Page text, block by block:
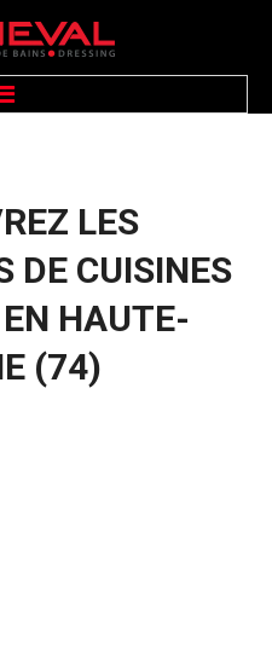
LES
DE CUISINES
EN HAUTE-
(74)